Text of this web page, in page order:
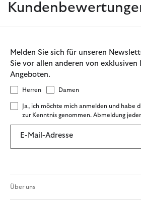
Melden Sie sich für unseren
Sie vor allen anderen von exklusiven
Angeboten.
Herren Damen
Ja, ich möchte mich anmelden und habe
zur Kenntnis genommen. Abmeldung
E-Mail-Adresse
Über uns